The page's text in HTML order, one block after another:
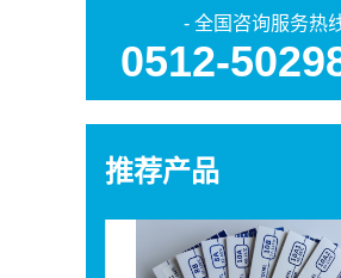
- 全国咨询服务热
0512-
推荐产品